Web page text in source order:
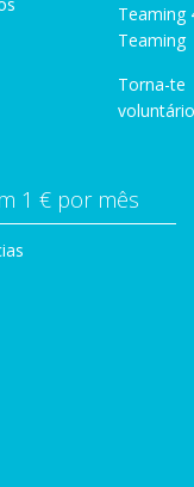
Teaming
Teaming
Torna-te
1 € por mês